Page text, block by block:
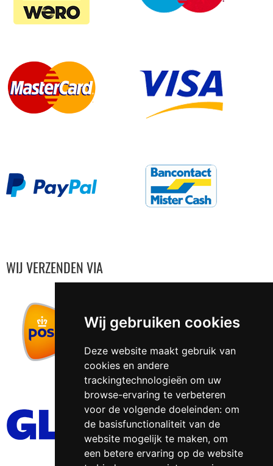
Wij gebruiken cookies
Deze website maakt gebruik van
cookies en andere
trackingtechnologieën om uw
browse-ervaring te verbeteren
voor de volgende doeleinden: om
de basisfunctionaliteit van de
website mogelijk te maken, om
een betere ervaring op de website
WIJ VERZENDEN VIA